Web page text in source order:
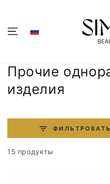
Коллекция:
Прочие
изделия
15 продукты